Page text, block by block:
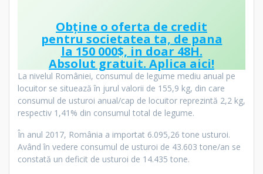
Obține o oferta de credit
pentru societatea ta, de pana
la 150 000$, in doar 48H.
Absolut gratuit. Aplica aici!
La nivelul României, consumul de legume mediu anual pe
locuitor se situează în jurul valorii de 155,9 kg, din care
consumul de usturoi anual/cap de locuitor reprezintă 2,2 kg,
respectiv 1,41% din consumul total de legume.
În anul 2017, România a importat 6.095,26 tone usturoi.
Având în vedere consumul de usturoi de 43.603 tone/an se
constată un deficit de usturoi de 14.435 tone.